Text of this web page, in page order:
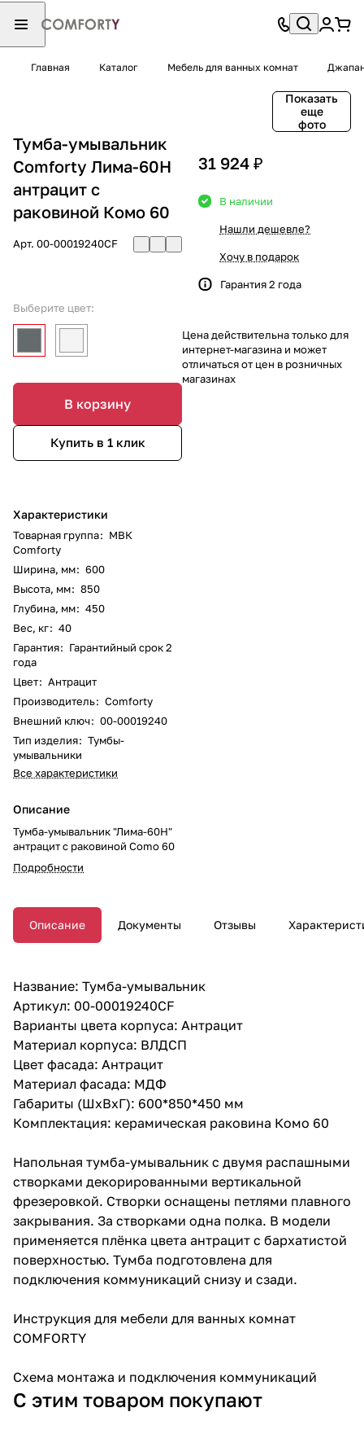
Главная Каталог Мебель для ванных комнат
Показать
еще
фото
Тумба-умывальник
Comforty Лима-60Н
антрацит с
раковиной Комо 60
Арт. 00-00019240CF
Выберите цвет:
В корзину
Купить в 1 клик
Характеристики
Товарная группа: МВК
Comforty
Ширина, мм: 600
Высота, мм: 850
Глубина, мм: 450
Вес, кг: 40
Гарантия: Гарантийный срок 2
года
Цвет: Антрацит
Производитель: Comforty
Внешний ключ: 00-00019240
Тип изделия: Тумбы-
умывальники
Все характеристики
Описание
Тумба-умывальник "Лима-60Н"
антрацит с раковиной Como 60
Подробности
31 924 ₽
В наличии
Нашли дешевле?
Хочу в подарок
Гарантия 2 года
Цена действительна только для
интернет-магазина и может
отличаться от цен в розничных
магазинах
Описание Документы Отзывы
Название: Тумба-умывальник
Артикул: 00-00019240CF
Варианты цвета корпуса: Антрацит
Материал корпуса: ВЛДСП
Цвет фасада: Антрацит
Материал фасада: МДФ
Габариты (ШхВхГ): 600*850*450 мм
Комплектация: керамическая раковина Комо 60
Напольная тумба-умывальник с двумя распашными
створками декорированными вертикальной
фрезеровкой. Створки оснащены петлями плавного
закрывания. За створками одна полка. В модели
применяется плёнка цвета антрацит с бархатистой
поверхностью. Тумба подготовлена для
подключения коммуникаций снизу и сзади.
Инструкция для мебели для ванных комнат
COMFORTY
Схема монтажа и подключения коммуникаций
С этим товаром покупают